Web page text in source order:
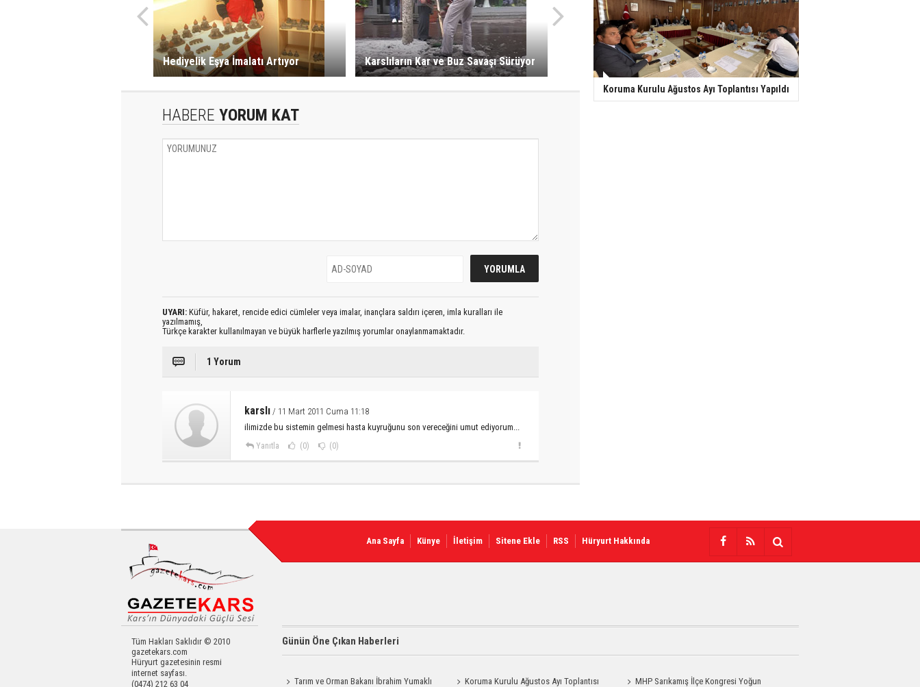
Hediyelik Eşya İmalatı Artıyor Karslıların Kar ve Buz Savaşı Sürüyor
HABERE YORUM KAT
UYARI: Küfür, hakaret, rencide edici cümleler veya imalar, inançlara saldırı içeren, imla kuralları ile
yazılmamış,
Türkçe karakter kullanılmayan ve büyük harflerle yazılmış yorumlar onaylanmamaktadır.
1 Yorum
karslı / 11 Mart 2011 Cuma 11:18
ilimizde bu sistemin gelmesi hasta kuyruğunu son vereceğini umut ediyorum...
Yanıtla (0) (0)
Koruma Kurulu Ağustos Ayı Toplantısı Yapıldı
Ana Sayfa Künye İletişim Sitene Ekle RSS Hüryurt Hakkında
Tüm Hakları Saklıdır © 2010
gazetekars.com
Hüryurt gazetesinin resmi
internet sayfası.
(0474) 212 63 04
Günün Öne Çıkan Haberleri
Tarım ve Orman Bakanı İbrahim Yumaklı Koruma Kurulu Ağustos Ayı Toplantısı MHP Sarıkamış İlçe Kongresi Yoğun